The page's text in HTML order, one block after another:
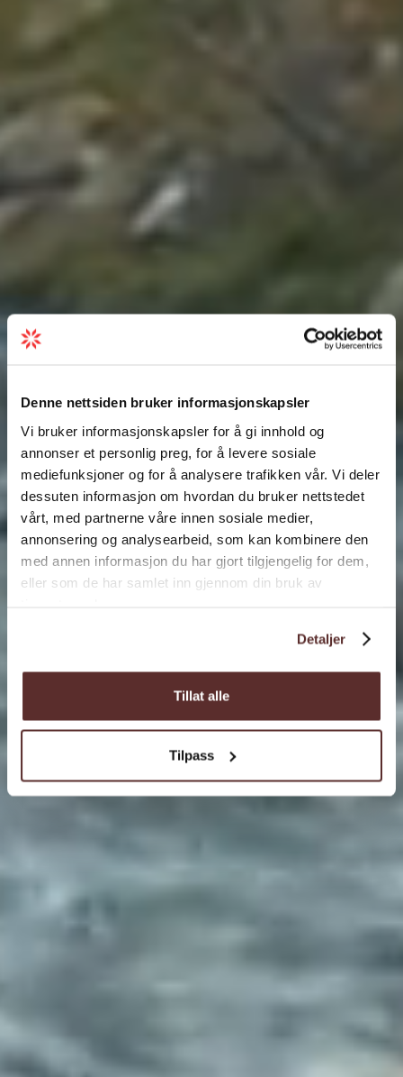
Denne nettsiden bruker informasjonskapsler
Vi bruker informasjonskapsler for å gi innhold og
annonser et personlig preg, for å levere sosiale
mediefunksjoner og for å analysere trafikken vår. Vi deler
dessuten informasjon om hvordan du bruker nettstedet
vårt, med partnerne våre innen sosiale medier,
annonsering og analysearbeid, som kan kombinere den
med annen informasjon du har gjort tilgjengelig for dem,
eller som de har samlet inn gjennom din bruk av
Detaljer
Tillat alle
Tilpass